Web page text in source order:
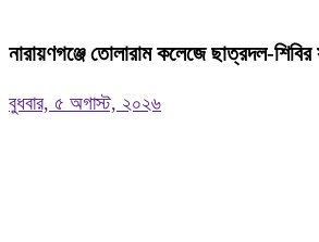
নারায়ণগঞ্জে তোলারাম কলেজে ছাত্রদল-শিবির
বুধবার, ৫ অগাস্ট, ২০২৬